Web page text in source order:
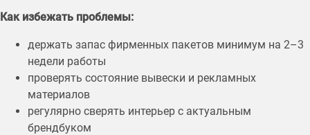
Как избежать проблемы:
держать запас фирменных пакетов минимум на 2–3
недели работы
проверять состояние вывески и рекламных
материалов
регулярно сверять интерьер с актуальным
брендбуком